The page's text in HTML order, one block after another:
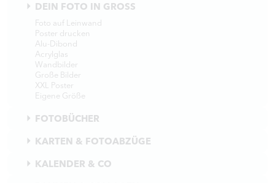
DEIN FOTO IN GROSS
Foto auf Leinwand
Poster drucken
Alu-Dibond
Acrylglas
Wandbilder
Große Bilder
XXL Poster
Eigene Größe
FOTOBÜCHER
KARTEN & FOTOABZÜGE
KALENDER & CO